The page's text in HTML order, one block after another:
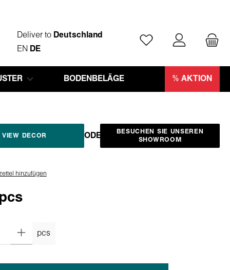
Deliver to Deutschland
EN DE
Du hast 0 Produkte
BODENBELÄGE % AKTION
VIEW DECOR ODER
BESUCHEN SIE UNSEREN
SHOWROOM
hinzufügen
pcs